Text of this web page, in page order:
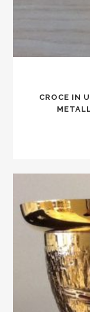
CROCE IN